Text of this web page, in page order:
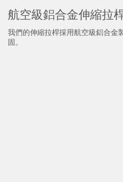
航空級鋁合金伸縮拉
我們的伸縮拉桿採用航空級鋁合金
固。